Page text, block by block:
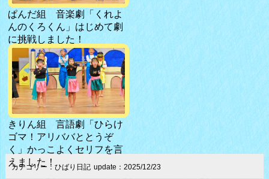
ぱんだ組 音楽劇「くれよ
んのくろくん」はじめて劇
に挑戦しました！
きりん組 言語劇「ひらけ
ゴマ！アリババととうぞ
く」かっこよくセリフを言
えました！
カテゴリー：ひばり日記 update：2025/12/23